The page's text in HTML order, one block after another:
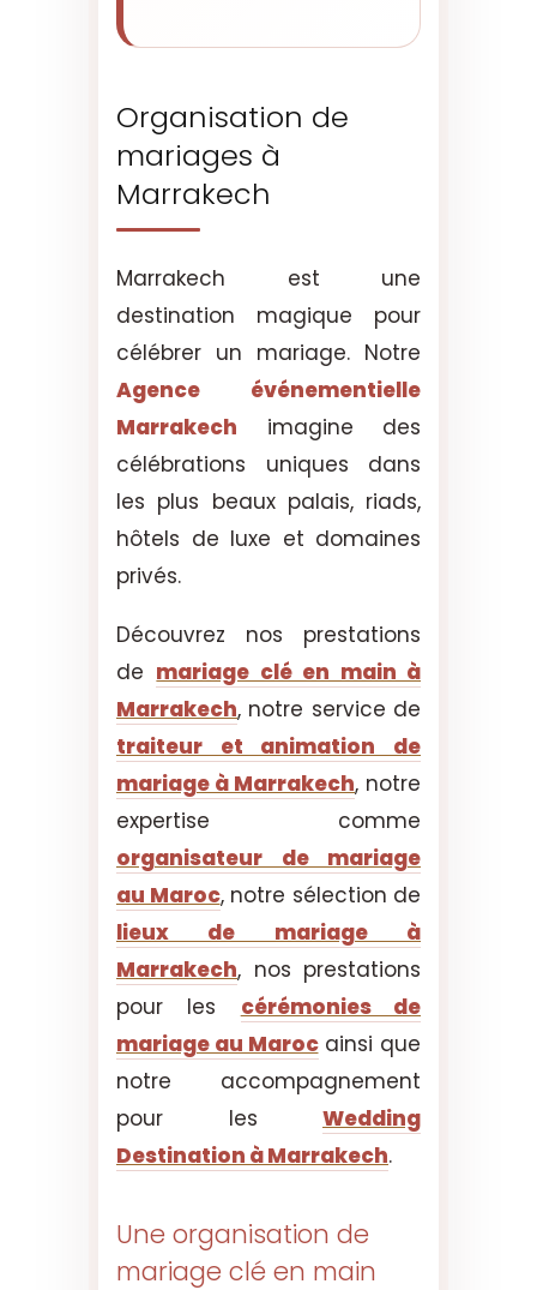
Organisation de
mariages à
Marrakech
Marrakech est une
destination magique pour
célébrer un mariage. Notre
Agence événementielle
Marrakech imagine des
célébrations uniques dans
les plus beaux palais, riads,
hôtels de luxe et domaines
privés.
Découvrez nos prestations
de mariage clé en main à
Marrakech, notre service de
traiteur et animation de
mariage à Marrakech, notre
expertise comme
organisateur de mariage
au Maroc, notre sélection de
lieux de mariage à
Marrakech, nos prestations
pour les cérémonies de
mariage au Marocainsi que
notre accompagnement
pour les Wedding
Destination à Marrakech.
Une organisation de
mariage clé en main